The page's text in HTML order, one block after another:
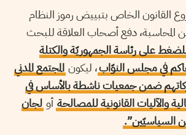
القانون الخاص بتبييض رموز النظام
المحاسبة، دفع أصحاب العلاقة للبحث
على رئاسة الجمهوريّة والكتلة
في مجلس النوّاب، ليكون المجتمع المدني
ضمن جمعيات ناشطة بالأساس في
والآليات القانونية للمصالحة أو لجان
السياسيّين”.